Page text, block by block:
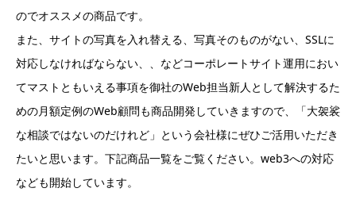
のでオススメの商品です。
また、サイトの写真を入れ替える、写真そのものがない、SSLに
対応しなければならない、、などコーポレートサイト運用におい
てマストともいえる事項を御社のWeb担当新人として解決するた
めの月額定例のWeb顧問も商品開発していきますので、「大袈裟
な相談ではないのだけれど」という会社様にぜひご活用いただき
たいと思います。下記商品一覧をご覧ください。web3への対応
なども開始しています。